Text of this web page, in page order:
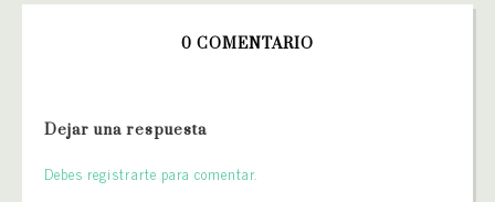
0 COMENTARIO
Dejar una respuesta
Debes registrarte para comentar.